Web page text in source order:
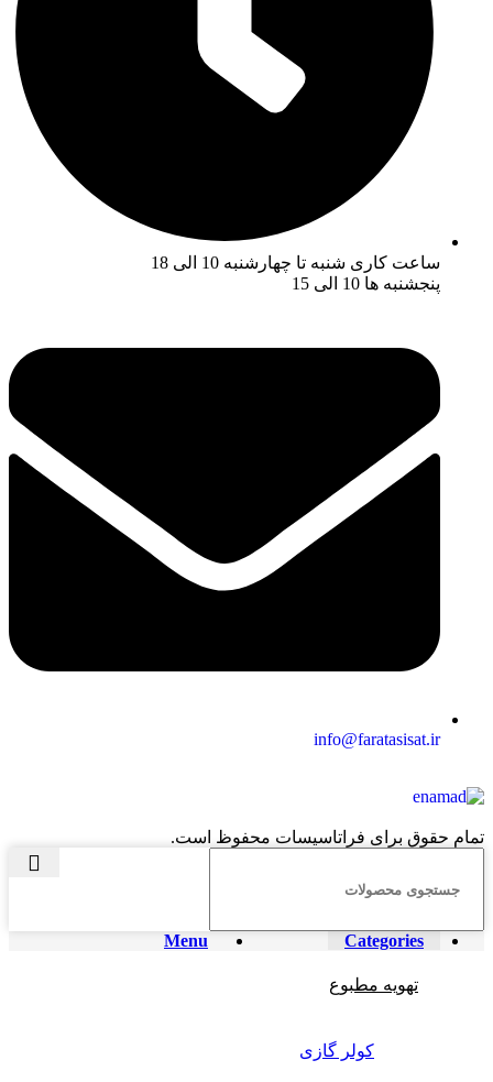
ساعت کاری شنبه تا چهارشنبه 10 الی 18
پنجشنبه ها 10 الی 15
info@faratasisat.ir
تمام حقوق برای فراتاسیسات محفوظ است.
Menu Categories
تهویه مطبوع
کولر گازی